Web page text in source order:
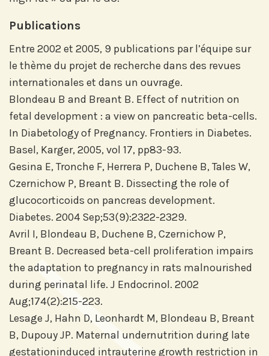
Publications
Entre 2002 et 2005, 9 publications par l’équipe sur
le thème du projet de recherche dans des revues
internationales et dans un ouvrage.
Blondeau B and Breant B. Effect of nutrition on
fetal development : a view on pancreatic beta-cells.
In Diabetology of Pregnancy. Frontiers in Diabetes.
Basel, Karger, 2005, vol 17, pp83-93.
Gesina E, Tronche F, Herrera P, Duchene B, Tales W,
Czernichow P, Breant B. Dissecting the role of
glucocorticoids on pancreas development.
Diabetes. 2004 Sep;53(9):2322-2329.
Avril I, Blondeau B, Duchene B, Czernichow P,
Breant B. Decreased beta-cell proliferation impairs
the adaptation to pregnancy in rats malnourished
during perinatal life. J Endocrinol. 2002
Aug;174(2):215-223.
Lesage J, Hahn D, Leonhardt M, Blondeau B, Breant
B, Dupouy JP. Maternal undernutrition during late
gestationinduced intrauterine growth restriction in
Abonnez-vous sur LinkedIn
Si vous préférez suivre notre actu par
mail, recevez nos newsletters en
fonction de vos centres d'intérêt :
Journée annuelle
Prix Projets de Recherche